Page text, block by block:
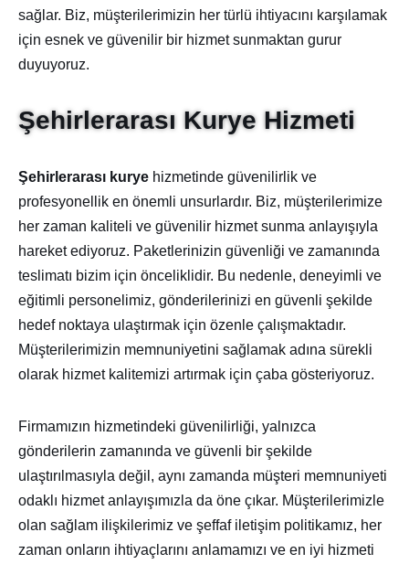
sağlar. Biz, müşterilerimizin her türlü ihtiyacını karşılamak
için esnek ve güvenilir bir hizmet sunmaktan gurur
duyuyoruz.
Şehirlerarası Kurye Hizmeti
Şehirlerarası kurye hizmetinde güvenilirlik ve
profesyonellik en önemli unsurlardır. Biz, müşterilerimize
her zaman kaliteli ve güvenilir hizmet sunma anlayışıyla
hareket ediyoruz. Paketlerinizin güvenliği ve zamanında
teslimatı bizim için önceliklidir. Bu nedenle, deneyimli ve
eğitimli personelimiz, gönderilerinizi en güvenli şekilde
hedef noktaya ulaştırmak için özenle çalışmaktadır.
Müşterilerimizin memnuniyetini sağlamak adına sürekli
olarak hizmet kalitemizi artırmak için çaba gösteriyoruz.
Firmamızın hizmetindeki güvenilirliği, yalnızca
gönderilerin zamanında ve güvenli bir şekilde
ulaştırılmasıyla değil, aynı zamanda müşteri memnuniyeti
odaklı hizmet anlayışımızla da öne çıkar. Müşterilerimizle
olan sağlam ilişkilerimiz ve şeffaf iletişim politikamız, her
zaman onların ihtiyaçlarını anlamamızı ve en iyi hizmeti